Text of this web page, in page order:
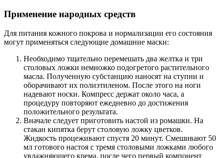
Применение народных средств
Для питания кожного покрова и нормализации его состояния
могут применяться следующие домашние маски:
Необходимо тщательно перемешать два желтка и три
столовых ложки немножко подогретого растительного
масла. Полученную субстанцию наносят на ступни и
оборачивают их полиэтиленом. После этого на ноги
надевают носки. Компресс держат около часа, а
процедуру повторяют ежедневно до достижения
положительного результата.
Вначале следует приготовить настой из ромашки. На
стакан кипятка берут столовую ложку цветков.
Жидкость процеживают спустя 20 минут. Смешивают 50
мл готового настоя с тремя столовыми ложками любого
увлажняющего крема, после чего первый компонент